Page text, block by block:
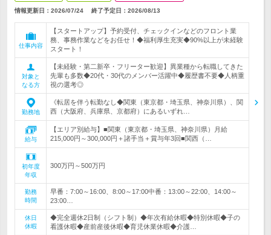
情報更新日：2026/07/24 終了予定日： 2026/08/13
仕事内容
【スタートアップ】予約受付、チェックインなどのフロント業
務、事務作業などをお任せ！◆福利厚生充実◆90%以上が未経験
スタート！
対象と
なる方
【未経験・第二新卒・フリーター歓迎】異業種から転職してきた
先輩も多数◆20代・30代のメンバー活躍中◆履歴書不要◆人柄重
視の選考◎
勤務地
《転居を伴う転勤なし◆関東（東京都・埼玉県、神奈川県）、関
西（大阪府、兵庫県、京都府）にあるいずれ…
給与
【エリア別給与】■関東（東京都・埼玉県、神奈川県）月給
215,000円～300,000円＋諸手当＋賞与年3回■関西（…
初年度
年収
300万円～500万円
勤務
時間
早番：7:00～16:00、8:00～17:00中番：13:00～22:00、14:00～
23:00…
休日
休暇
◆完全週休2日制（シフト制）◆年次有給休暇◆特別休暇◆子の
看護休暇◆産前産後休暇◆育児休業休暇◆介護…